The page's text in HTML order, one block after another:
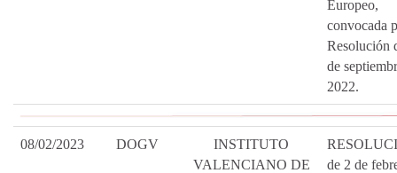
Europeo,
convocada
Resolución
de
2022.
08/02/2023 DOGV
INSTITUTO
VALENCIANO DE
de 2 de